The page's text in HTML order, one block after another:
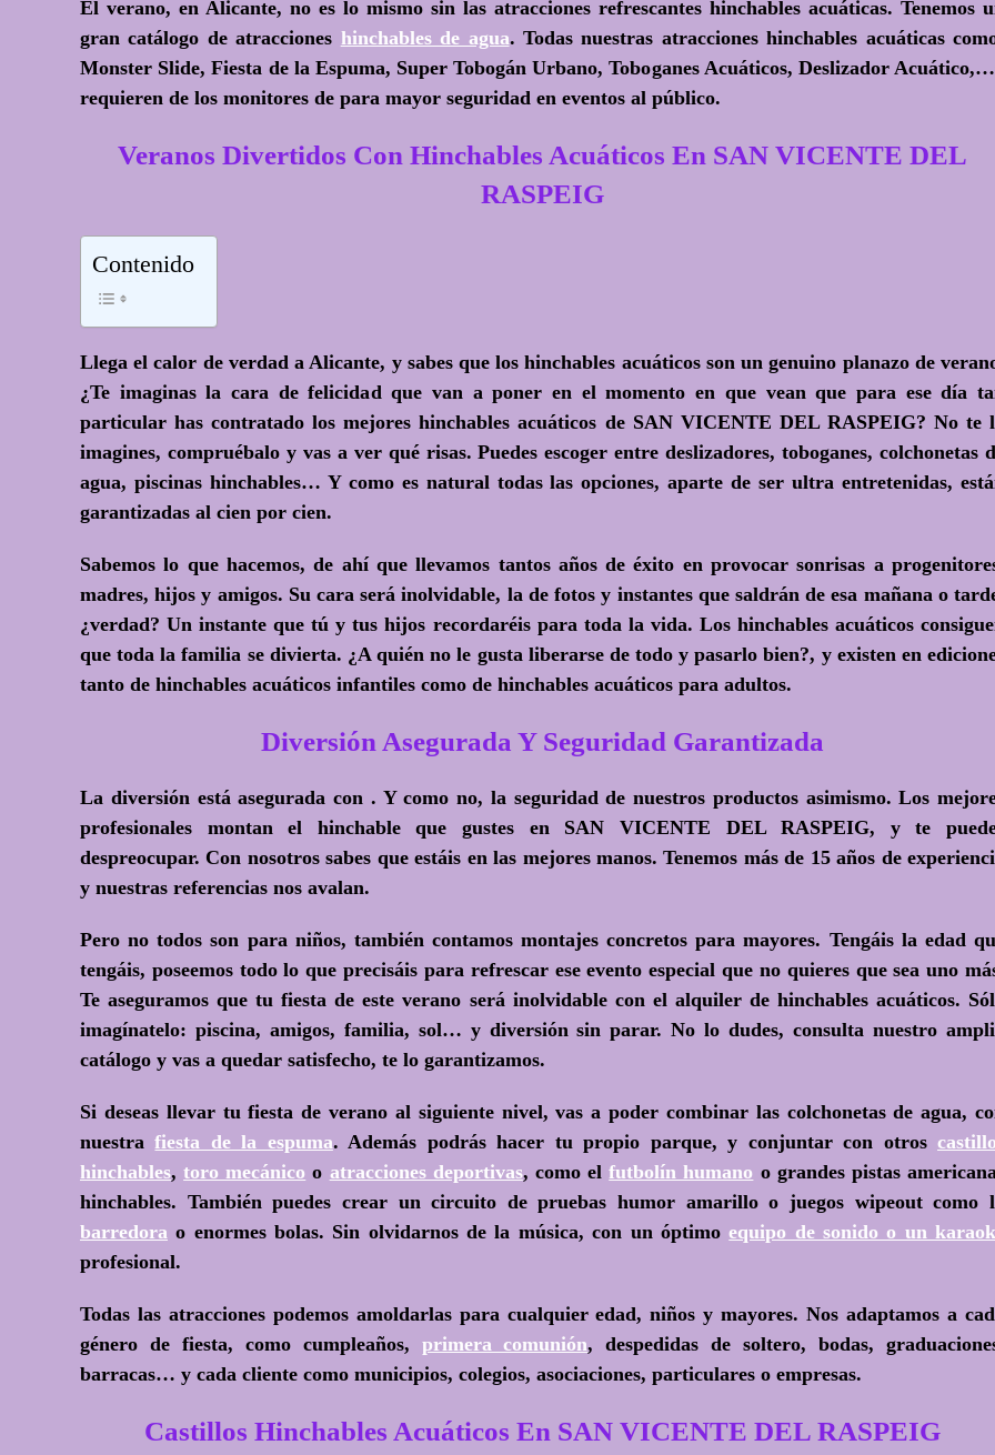
El verano, en Alicante, no es lo mismo sin las atracciones refrescantes hinchables acuáticas. Tenemos
gran catálogo de atracciones hinchables de agua. Todas nuestras atracciones hinchables acuáticas
Monster Slide, Fiesta de la Espuma, Super Tobogán Urbano, Toboganes Acuáticos, Deslizador
requieren de los monitores de para mayor seguridad en eventos al público.
Veranos Divertidos Con Hinchables Acuáticos En SAN VICENTE DEL
RASPEIG
Contenido
Llega el calor de verdad a Alicante, y sabes quelos hinchables acuáticos son un genuino planazo de
¿Te imaginas la cara de felicidad que van a poner en el momento en que vean que para ese día
particular has contratado los mejores hinchables acuáticos de SAN VICENTE DEL RASPEIG? No te
imagines, compruébalo y vas a ver qué risas. Puedes escoger entre deslizadores, toboganes, colchonetas
agua, piscinas hinchables… Y como es natural todas las opciones, aparte de ser ultra entretenidas,
garantizadas al cien por cien.
Sabemos lo que hacemos, de ahí que llevamos tantos años de éxito en provocar sonrisas a
madres, hijos y amigos. Su cara será inolvidable, la de fotos y instantes que saldrán de esa mañana o
¿verdad? Un instante que tú y tus hijos recordaréis para toda la vida. Los hinchables acuáticos
que toda la familia se divierta. ¿A quién no le gusta liberarse de todo y pasarlo bien?, y existen en
tanto de hinchables acuáticos infantiles como de hinchables acuáticos para adultos.
Diversión Asegurada Y Seguridad Garantizada
La diversión está asegurada con . Y como no, la seguridad de nuestros productos asimismo. Los
profesionales montan el hinchable que gustes en SAN VICENTE DEL RASPEIG, y te
despreocupar. Con nosotros sabes que estáis en las mejores manos. Tenemos más de 15 años de
y nuestras referencias nos avalan.
Pero no todos son para niños, también contamos montajes concretos para mayores. Tengáis la edad
tengáis, poseemos todo lo que precisáis para refrescar ese evento especial que no quieres que sea uno
Te aseguramos que tu fiesta de este verano será inolvidable con el alquiler de hinchables acuáticos.
imagínatelo: piscina, amigos, familia, sol… y diversión sin parar. No lo dudes, consulta nuestro
catálogo y vas a quedar satisfecho, te lo garantizamos.
Si deseas llevar tu fiesta de verano al siguiente nivel, vas a poder combinar las colchonetas de agua,
nuestrafiesta de la espuma. Además podrás hacer tu propio parque, y conjuntar con otros
hinchables,toro mecánico o atracciones deportivas, como elfutbolín humano o grandes pistas
hinchables. También puedes crear un circuito de pruebas humor amarillo o juegos wipeout como
barredora o enormes bolas. Sin olvidarnos de la música, con un óptimoequipo de sonido o un
profesional.
Todas las atracciones podemos amoldarlas para cualquier edad, niños y mayores. Nos adaptamos a
género de fiesta, como cumpleaños, primera comunión, despedidas de soltero, bodas,
barracas… y cada cliente como municipios, colegios, asociaciones, particulares o empresas.
Castillos Hinchables Acuáticos En SAN VICENTE DEL RASPEIG